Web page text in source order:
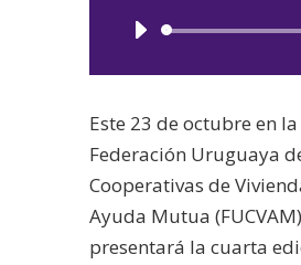
Este 23 de octubre en
Federación Uruguaya
Cooperativas de
Ayuda Mutua
presentará la cuarta